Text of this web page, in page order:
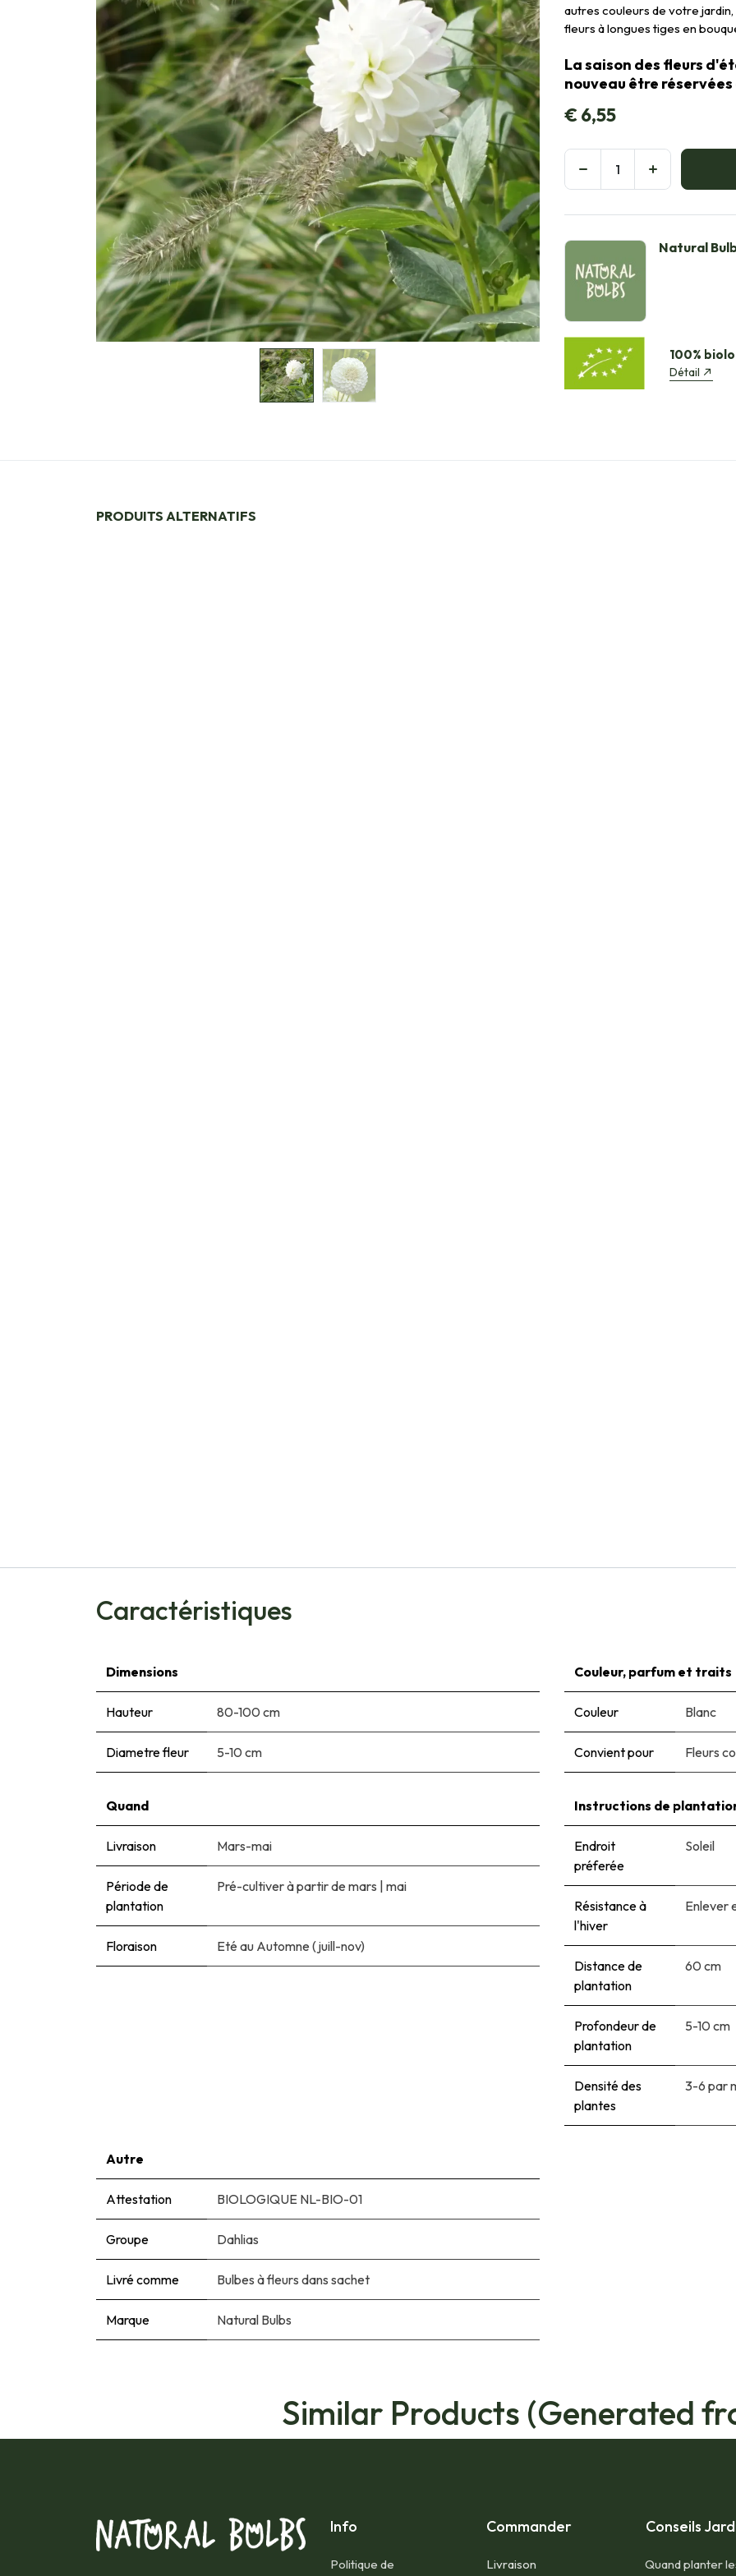
autres couleurs de votre
fleurs à longues tiges en
La saison des fleurs
nouveau être
€6,55
Natural
100%
Détail
PRODUITS ALTERNATIFS
Caractéristiques
Dimensions
Hauteur 80-100 cm
Diametre fleur 5-10 cm
Couleur, parfum et traits
Couleur Blanc
Convient pour Fleurs
Quand
Livraison Mars-mai
Période de
plantation
Pré-cultiver à partir de mars | mai
Floraison Eté au Automne (juill-nov)
Instructions de
Endroit
préferée
Soleil
Résistance à
l'hiver
Enlever
Distance de
plantation
60 cm
Profondeur de
plantation
5-10 cm
Densité des
plantes
3-6 par
Autre
Attestation BIOLOGIQUE NL-BIO-01
Groupe Dahlias
Livré comme Bulbes à fleurs dans sachet
Marque Natural Bulbs
Similar Products (Generated
Info
Politique de
Commander
Livraison
Conseils
Quand planter